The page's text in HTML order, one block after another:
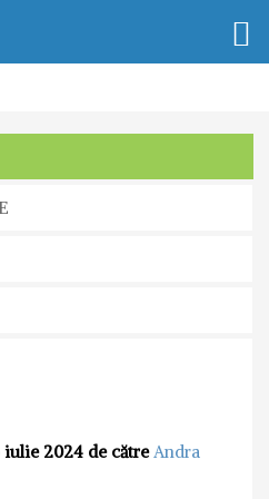
iulie 2024 de către Andra